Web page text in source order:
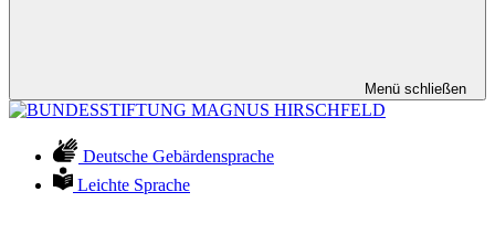
Menü schließen
Deutsche Gebärdensprache
Leichte Sprache